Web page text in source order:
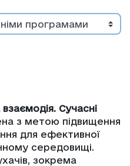
Сучасні
з метою підвищення
для ефективної
середовищі.
зокрема